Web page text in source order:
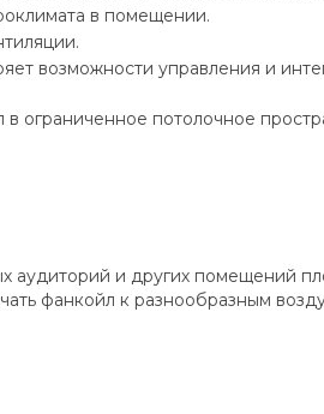
в помещении.
возможности управления и
ограниченное потолочное
аудиторий и других помещений
фанкойл к разнообразным